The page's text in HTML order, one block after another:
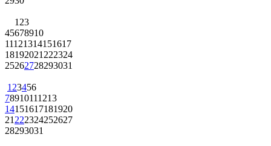
1 23
45678910
11121314151617
18192021 222324
25262728293031
1 23456
78910111213
14151617181920
21 222324252627
28293031